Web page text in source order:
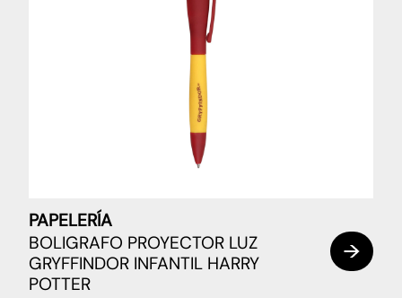
PAPELERÍA
BOLIGRAFO PROYECTOR LUZ
GRYFFINDOR INFANTIL HARRY
POTTER